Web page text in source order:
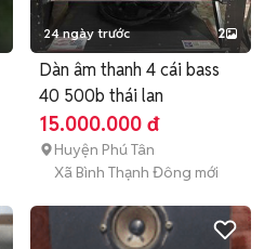
24 ngày trước 2
Dàn âm thanh 4 cái bass
40 500b thái lan
15.000.000 đ
Huyện Phú Tân
Xã Bình Thạnh Đông mới